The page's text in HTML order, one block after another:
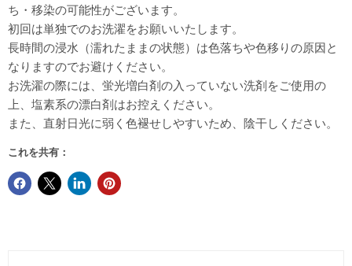
ち・移染の可能性がございます。
初回は単独でのお洗濯をお願いいたします。
長時間の浸水（濡れたままの状態）は色落ちや色移りの原因と
なりますのでお避けください。
お洗濯の際には、蛍光増白剤の入っていない洗剤をご使用の
上、塩素系の漂白剤はお控えください。
また、直射日光に弱く色褪せしやすいため、陰干しください。
これを共有：